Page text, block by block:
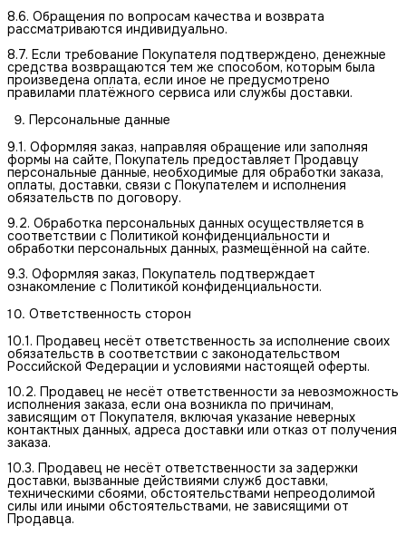
8.6. Обращения по вопросам качества и возврата
рассматриваются индивидуально.
8.7. Если требование Покупателя подтверждено, денежные
средства возвращаются тем же способом, которым была
произведена оплата, если иное не предусмотрено
правилами платёжного сервиса или службы доставки.
Персональные данные
9.1. Оформляя заказ, направляя обращение или заполняя
формы на сайте, Покупатель предоставляет Продавцу
персональные данные, необходимые для обработки заказа,
оплаты, доставки, связи с Покупателем и исполнения
обязательств по договору.
9.2. Обработка персональных данных осуществляется в
соответствии с Политикой конфиденциальности и
обработки персональных данных, размещённой на сайте.
9.3. Оформляя заказ, Покупатель подтверждает
ознакомление с Политикой конфиденциальности.
Ответственность сторон
10.1. Продавец несёт ответственность за исполнение своих
обязательств в соответствии с законодательством
Российской Федерации и условиями настоящей оферты.
10.2. Продавец не несёт ответственности за невозможность
исполнения заказа, если она возникла по причинам,
зависящим от Покупателя, включая указание неверных
контактных данных, адреса доставки или отказ от получения
заказа.
10.3. Продавец не несёт ответственности за задержки
доставки, вызванные действиями служб доставки,
техническими сбоями, обстоятельствами непреодолимой
силы или иными обстоятельствами, не зависящими от
Продавца.